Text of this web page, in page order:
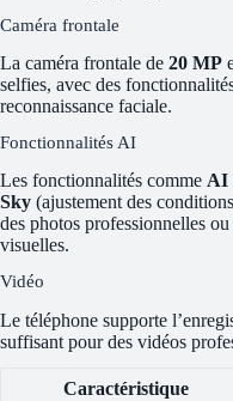
Caméra frontale
La caméra frontale de 20 MP
selfies, avec des
reconnaissance faciale.
Fonctionnalités AI
Les fonctionnalités comme AI
Sky (ajustement des
des photos professionnelles
visuelles.
Vidéo
Le téléphone supporte
suffisant pour des vidéos
Caractéristique